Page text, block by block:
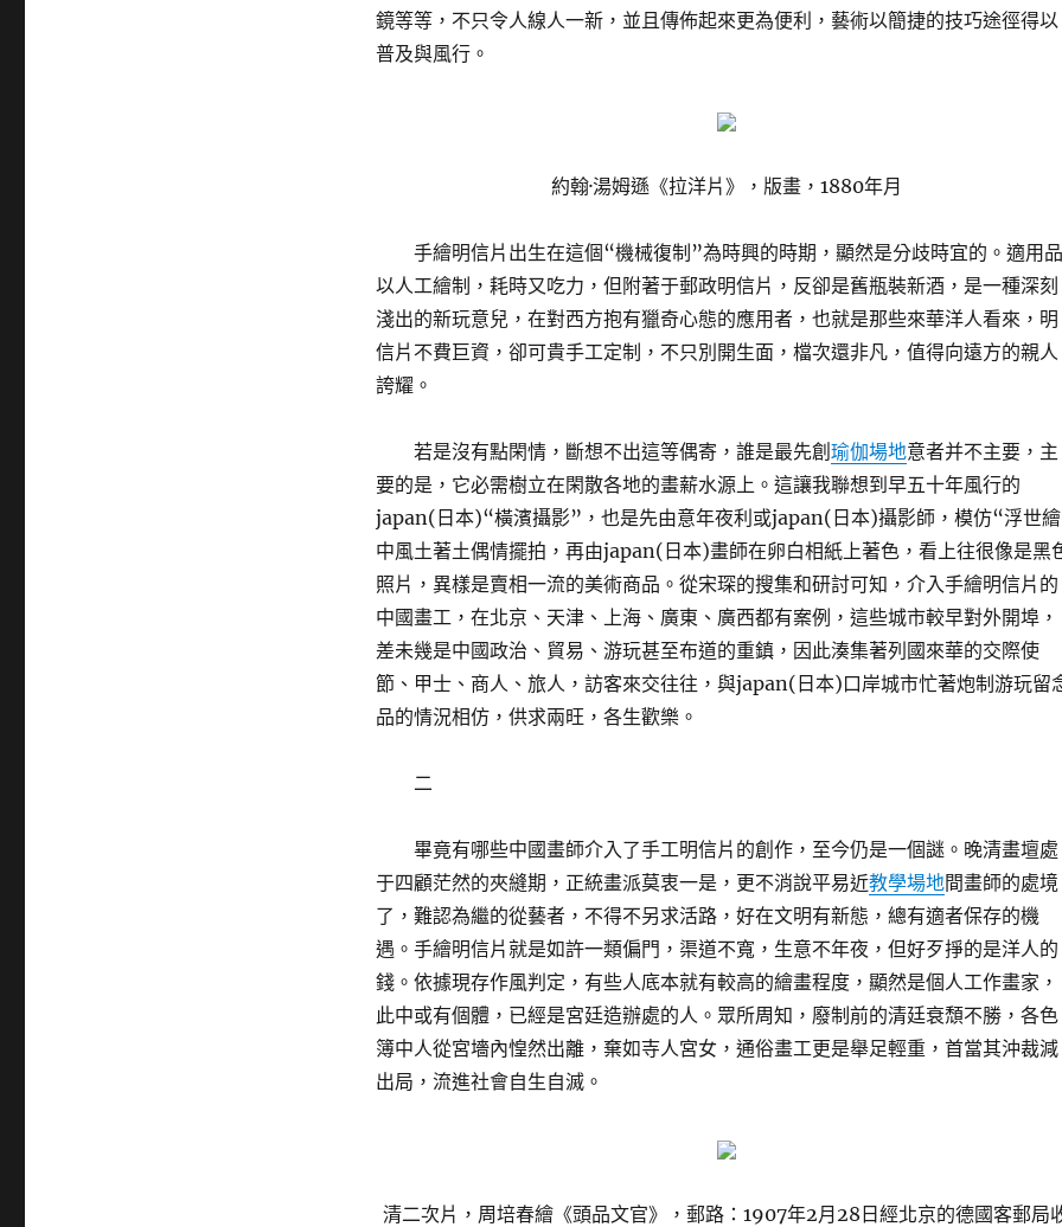
鏡等等，不只令人線人一新，並且傳佈起來更為便利，藝術以簡捷的技巧途徑得以
普及與風行。
約翰·湯姆遜《拉洋片》，版畫，1880年月
手繪明信片出生在這個“機械復制”為時興的時期，顯然是分歧時宜的。適用品
以人工繪制，耗時又吃力，但附著于郵政明信片，反卻是舊瓶裝新酒，是一種深刻
淺出的新玩意兒，在對西方抱有獵奇心態的應用者，也就是那些來華洋人看來，明
信片不費巨資，卻可貴手工定制，不只別開生面，檔次還非凡，值得向遠方的親人
誇耀。
若是沒有點閑情，斷想不出這等偶寄，誰是最先創 瑜伽場地意者并不主要，主
要的是，它必需樹立在閑散各地的畫薪水源上。這讓我聯想到早五十年風行的
japan(日本)“橫濱攝影”，也是先由意年夜利或japan(日本)攝影師，模仿“浮世
中風土著土偶情擺拍，再由japan(日本)畫師在卵白相紙上著色，看上往很像是黑
照片，異樣是賣相一流的美術商品。從宋琛的搜集和研討可知，介入手繪明信片的
中國畫工，在北京、天津、上海、廣東、廣西都有案例，這些城市較早對外開埠，
差未幾是中國政治、貿易、游玩甚至布道的重鎮，因此湊集著列國來華的交際使
節、甲士、商人、旅人，訪客來交往往，與japan(日本)口岸城市忙著炮制游玩留
品的情況相仿，供求兩旺，各生歡樂。
二
畢竟有哪些中國畫師介入了手工明信片的創作，至今仍是一個謎。晚清畫壇處
于四顧茫然的夾縫期，正統畫派莫衷一是，更不消說平易近教學場地間畫師的處境
了，難認為繼的從藝者，不得不另求活路，好在文明有新態，總有適者保存的機
遇。手繪明信片就是如許一類偏門，渠道不寬，生意不年夜，但好歹掙的是洋人的
錢。依據現存作風判定，有些人底本就有較高的繪畫程度，顯然是個人工作畫家，
此中或有個體，已經是宮廷造辦處的人。眾所周知，廢制前的清廷衰頹不勝，各色
簿中人從宮墻內惶然出離，棄如寺人宮女，通俗畫工更是舉足輕重，首當其沖裁減
出局，流進社會自生自滅。
清二次片，周培春繪《頭品文官》，郵路：1907年2月28日經北京的德國客郵局